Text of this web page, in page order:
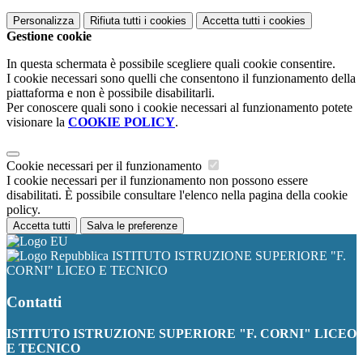
Personalizza Rifiuta tutti i cookies Accetta tutti i cookies
Gestione cookie
In questa schermata è possibile scegliere quali cookie consentire.
I cookie necessari sono quelli che consentono il funzionamento della
piattaforma e non è possibile disabilitarli.
Per conoscere quali sono i cookie necessari al funzionamento potete
visionare la COOKIE POLICY.
Cookie necessari per il funzionamento
I cookie necessari per il funzionamento non possono essere
disabilitati. È possibile consultare l'elenco nella pagina della cookie
policy.
Accetta tutti Salva le preferenze
ISTITUTO ISTRUZIONE SUPERIORE "F.
CORNI" LICEO E TECNICO
Contatti
ISTITUTO ISTRUZIONE SUPERIORE "F. CORNI" LICEO
E TECNICO